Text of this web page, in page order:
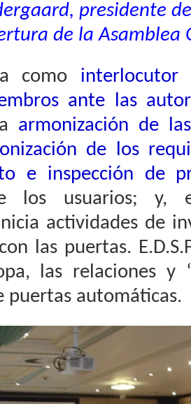
presidente
de la Asamblea
como interlocutor
ante las
armonización de
de los
e inspección de
los usuarios; y,
actividades de
las puertas.
las relaciones y
puertas automáticas.